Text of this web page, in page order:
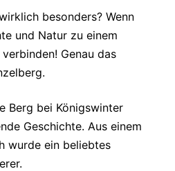
besonders? Wenn
und Natur zu einem
Genau das
Berg bei Königswinter
Geschichte. Aus einem
wurde ein beliebtes